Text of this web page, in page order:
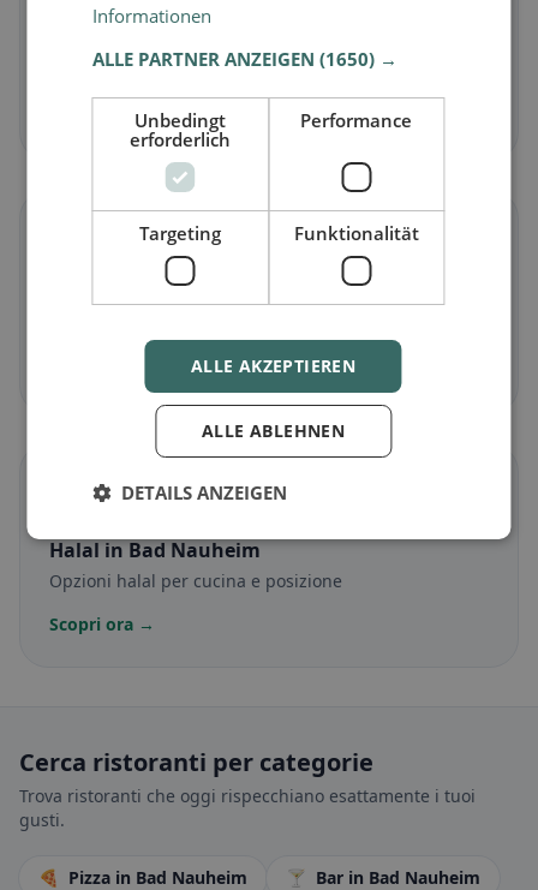
Piatti senza carne e classici vegetariani
Scopri ora →
☪️
Halalin Bad Nauheim
Opzioni halal per cucina e posizione
Scopri ora →
Cerca ristoranti per categorie
Trova ristoranti che oggi rispecchiano esattamente i tuoi
gusti.
🍕 Pizza in Bad Nauheim 🍸 Bar in Bad Nauheim
Informationen
ALLE PARTNER ANZEIGEN(1650) →
Unbedingt
erforderlich
Performance
Targeting Funktionalität
ALLE AKZEPTIEREN
ALLE ABLEHNEN
DETAILS ANZEIGEN